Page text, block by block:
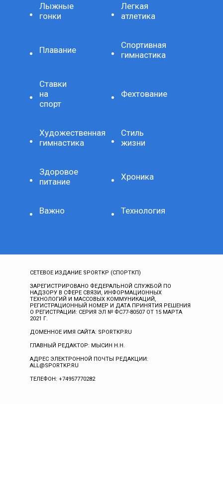
Лыжные
гонки
Легкая
атлетика
Плавание
Спортивная
гимнастика
Ставки
на
спорт
Фехтование
Художественная
гимнастика
Стиль
жизни
Здоровое
питание
Хроника
Важно Технология
СЕТЕВОЕ ИЗДАНИЕ SPORTKP (СПОРТКП)
ЗАРЕГИСТРИРОВАНО ФЕДЕРАЛЬНОЙ СЛУЖБОЙ ПО
НАДЗОРУ В СФЕРЕ СВЯЗИ, ИНФОРМАЦИОННЫХ
ТЕХНОЛОГИЙ И МАССОВЫХ КОММУНИКАЦИЙ,
РЕГИСТРАЦИОННЫЙ НОМЕР И ДАТА ПРИНЯТИЯ РЕШЕНИЯ
О РЕГИСТРАЦИИ: СЕРИЯ ЭЛ № ФС77-80507 ОТ 15 МАРТА
2021 Г.
ДОМЕННОЕ ИМЯ САЙТА: SPORTKP.RU
ГЛАВНЫЙ РЕДАКТОР: МЫСИН Н.Н.
АДРЕС ЭЛЕКТРОННОЙ ПОЧТЫ РЕДАКЦИИ:
ALL@SPORTKP.RU
ТЕЛЕФОН: +74957770282